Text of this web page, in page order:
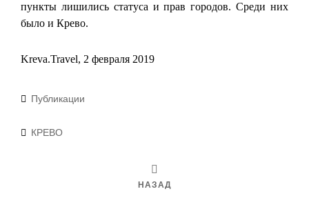
пункты лишились статуса и прав городов. Среди них
было и Крево.
Kreva.Travel, 2 февраля 2019
Рубрики
Публикации
Метки
КРЕВО
НАЗАД